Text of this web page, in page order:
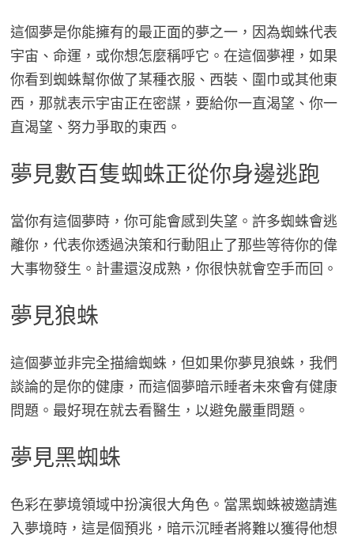
這個夢是你能擁有的最正面的夢之一，因為蜘蛛代表
宇宙、命運，或你想怎麼稱呼它。在這個夢裡，如果
你看到蜘蛛幫你做了某種衣服、西裝、圍巾或其他東
西，那就表示宇宙正在密謀，要給你一直渴望、你一
直渴望、努力爭取的東西。
夢見數百隻蜘蛛正從你身邊逃跑
當你有這個夢時，你可能會感到失望。許多蜘蛛會逃
離你，代表你透過決策和行動阻止了那些等待你的偉
大事物發生。計畫還沒成熟，你很快就會空手而回。
夢見狼蛛
這個夢並非完全描繪蜘蛛，但如果你夢見狼蛛，我們
談論的是你的健康，而這個夢暗示睡者未來會有健康
問題。最好現在就去看醫生，以避免嚴重問題。
夢見黑蜘蛛
色彩在夢境領域中扮演很大角色。當黑蜘蛛被邀請進
入夢境時，這是個預兆，暗示沉睡者將難以獲得他想